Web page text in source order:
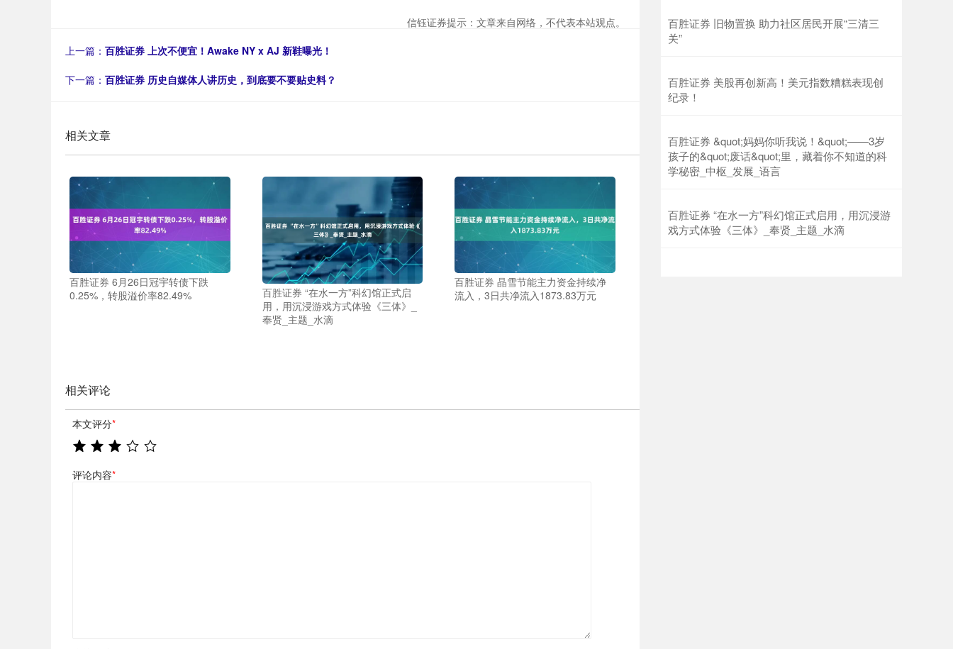
信钰证券提示：文章来自网络，不代表本站观点。
上一篇： 百胜证券 上次不便宜！Awake NY x AJ 新鞋曝光！
下一篇： 百胜证券 历史自媒体人讲历史，到底要不要贴史料？
相关文章
百胜证券 6月26日冠宇转债下跌
0.25%，转股溢价率82.49%
百胜证券 “在水一方”科幻馆正式启
用，用沉浸游戏方式体验《三体》_
奉贤_主题_水滴
百胜证券 晶雪节能主力资金持续净
流入，3日共净流入1873.83万元
相关评论
本文评分*
评论内容*
百胜证券 旧物置换 助力社区居民开展“三清三
关”
百胜证券 美股再创新高！美元指数糟糕表现创
纪录！
百胜证券 &quot;妈妈你听我说！&quot;——3岁
孩子的&quot;废话&quot;里，藏着你不知道的科
学秘密_中枢_发展_语言
百胜证券 “在水一方”科幻馆正式启用，用沉浸游
戏方式体验《三体》_奉贤_主题_水滴